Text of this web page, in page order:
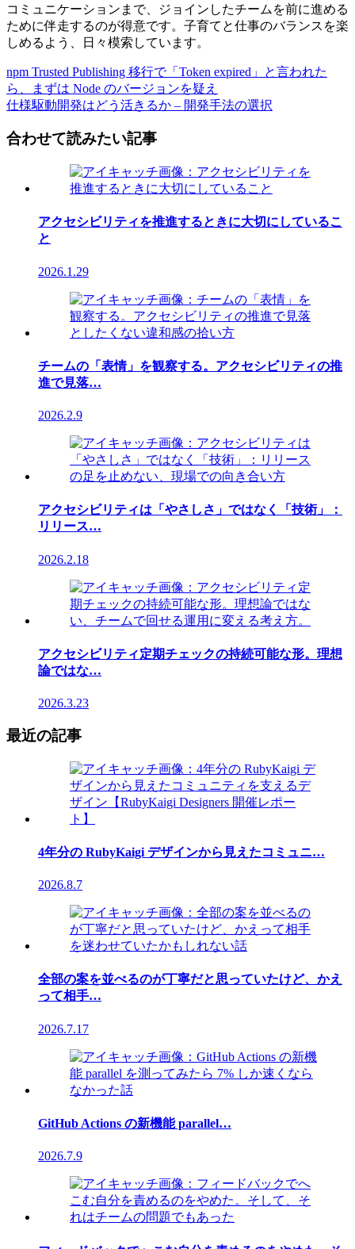
コミュニケーションまで、ジョインしたチームを前に進める
ために伴走するのが得意です。子育てと仕事のバランスを楽
しめるよう、日々模索しています。
npm Trusted Publishing 移行で「Token expired」と言われた
ら、まずは Node のバージョンを疑え
仕様駆動開発はどう活きるか – 開発手法の選択
合わせて読みたい記事
アクセシビリティを推進するときに大切にしているこ
と
2026.1.29
チームの「表情」を観察する。アクセシビリティの推
進で見落…
2026.2.9
アクセシビリティは「やさしさ」ではなく「技術」：
リリース…
2026.2.18
アクセシビリティ定期チェックの持続可能な形。理想
論ではな…
2026.3.23
最近の記事
4年分の RubyKaigi デザインから見えたコミュニ…
2026.8.7
全部の案を並べるのが丁寧だと思っていたけど、かえ
って相手…
2026.7.17
GitHub Actions の新機能 parallel…
2026.7.9